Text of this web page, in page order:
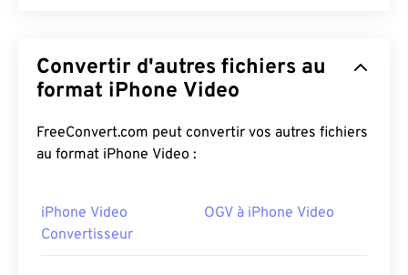
ainsi que le nom de l'organisation qui a développé
les normes de ce format. Ce format de fichier
codecs, produisant des fichiers de petite taille et
de qualité relativement bonne. L'extension de
Comment ouvrir un fichier MPEG
Convertir d'autres fichiers au
format iPhone Video
FreeConvert.com peut convertir vos autres fichiers
au format iPhone Video :
iPhone Video
Convertisseur
OGV à iPhone Video